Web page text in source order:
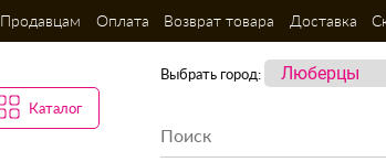
Продавцам Оплата Возврат товара Доставка
Каталог
Выбрать город: